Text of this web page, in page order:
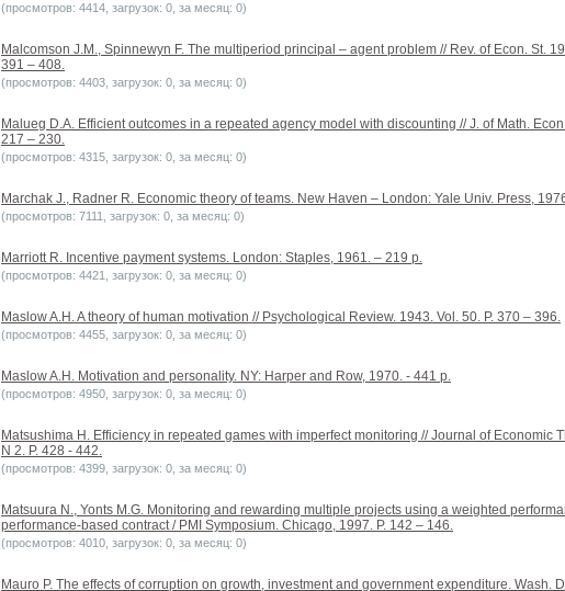
(просмотров: 4414, загрузок: 0, за месяц: 0)
Malcomson J.M., Spinnewyn F. The multiperiod principal – agent problem // Rev. of Econ. St.
391 – 408.
(просмотров: 4403, загрузок: 0, за месяц: 0)
Malueg D.A. Efficient outcomes in a repeated agency model with discounting // J. of Math.
217 – 230.
(просмотров: 4315, загрузок: 0, за месяц: 0)
Marchak J., Radner R. Economic theory of teams. New Haven – London: Yale Univ. Press,
(просмотров: 7111, загрузок: 0, за месяц: 0)
Marriott R. Incentive payment systems. London: Staples, 1961. – 219 p.
(просмотров: 4421, загрузок: 0, за месяц: 0)
Maslow A.H. A theory of human motivation // Psychological Review. 1943. Vol. 50. P. 370 – 396.
(просмотров: 4455, загрузок: 0, за месяц: 0)
Maslow A.H. Motivation and personality. NY: Harper and Row, 1970. - 441 p.
(просмотров: 4950, загрузок: 0, за месяц: 0)
Matsushima H. Efficiency in repeated games with imperfect monitoring // Journal of Economic
N 2. P. 428 - 442.
(просмотров: 4399, загрузок: 0, за месяц: 0)
Matsuura N., Yonts M.G. Monitoring and rewarding multiple projects using a weighted
performance-based contract / PMI Symposium. Chicago, 1997. P. 142 – 146.
(просмотров: 4010, загрузок: 0, за месяц: 0)
Mauro P. The effects of corruption on growth, investment and government expenditure. Wash.